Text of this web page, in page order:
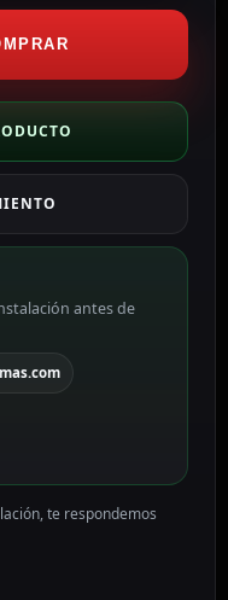
antes de
te respondemos